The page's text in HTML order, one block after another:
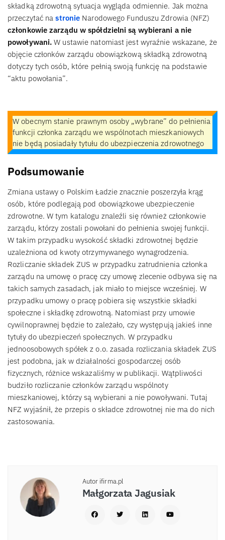
składką zdrowotną sytuacja wygląda odmiennie. Jak można
przeczytać nastronie Narodowego Funduszu Zdrowia (NFZ)
członkowie zarządu w spółdzielni są wybierani a nie
powoływani.W ustawie natomiast jest wyraźnie wskazane, że
objęcie członków zarządu obowiązkową składką zdrowotną
dotyczy tych osób, które pełnią swoją funkcję na podstawie
“aktu powołania”.
W obecnym stanie prawnym osoby „wybrane” do pełnienia
funkcji członka zarządu we wspólnotach mieszkaniowych
nie będą posiadały tytułu do ubezpieczenia zdrowotnego
Podsumowanie
Zmiana ustawy o Polskim Ładzie znacznie poszerzyła krąg
osób, które podlegają pod obowiązkowe ubezpieczenie
zdrowotne. W tym katalogu znaleźli się również członkowie
zarządu, którzy zostali powołani do pełnienia swojej funkcji.
W takim przypadku wysokość składki zdrowotnej będzie
uzależniona od kwoty otrzymywanego wynagrodzenia.
Rozliczanie składek ZUS w przypadku zatrudnienia członka
zarządu na umowę o pracę czy umowę zlecenie odbywa się na
takich samych zasadach, jak miało to miejsce wcześniej. W
przypadku umowy o pracę pobiera się wszystkie składki
społeczne i składkę zdrowotną. Natomiast przy umowie
cywilnoprawnej będzie to zależało, czy występują jakieś inne
tytuły do ubezpieczeń społecznych. W przypadku
jednoosobowych spółek z o.o. zasada rozliczania składek ZUS
jest podobna, jak w działalności gospodarczej osób
fizycznych, różnice wskazaliśmy w publikacji. Wątpliwości
budziło rozliczanie członków zarządu wspólnoty
mieszkaniowej, którzy są wybierani a nie powoływani. Tutaj
NFZ wyjaśnił, że przepis o składce zdrowotnej nie ma do nich
zastosowania.
Autor ifirma.pl
Małgorzata Jagusiak